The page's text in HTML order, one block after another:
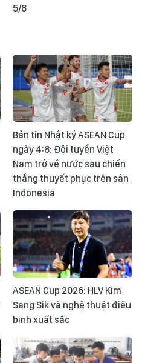
5/8
Bản tin Nhật ký ASEAN Cup
ngày 4:8: Đội tuyển Việt
Nam trở về nước sau chiến
thắng thuyết phục trên sân
Indonesia
ASEAN Cup 2026: HLV Kim
Sang Sik và nghệ thuật điều
binh xuất sắc